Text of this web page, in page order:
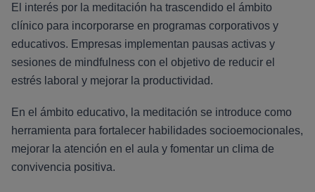
El interés por la meditación ha trascendido el ámbito
clínico para incorporarse en programas corporativos y
educativos. Empresas implementan pausas activas y
sesiones de mindfulness con el objetivo de reducir el
estrés laboral y mejorar la productividad.
En el ámbito educativo, la meditación se introduce como
herramienta para fortalecer habilidades socioemocionales,
mejorar la atención en el aula y fomentar un clima de
convivencia positiva.